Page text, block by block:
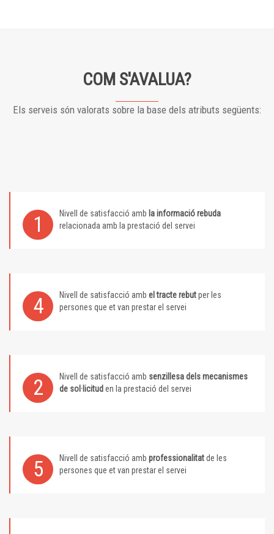
COM S'AVALUA?
Els serveis són valorats sobre la base dels atributs següents:
1 Nivell de satisfacció amb la informació rebuda
relacionada amb la prestació del servei
4 Nivell de satisfacció amb el tracte rebutper les
persones que et van prestar el servei
2 Nivell de satisfacció amb senzillesa dels mecanismes
de sol·licitud en la prestació del servei
5 Nivell de satisfacció amb professionalitatde les
persones que et van prestar el servei